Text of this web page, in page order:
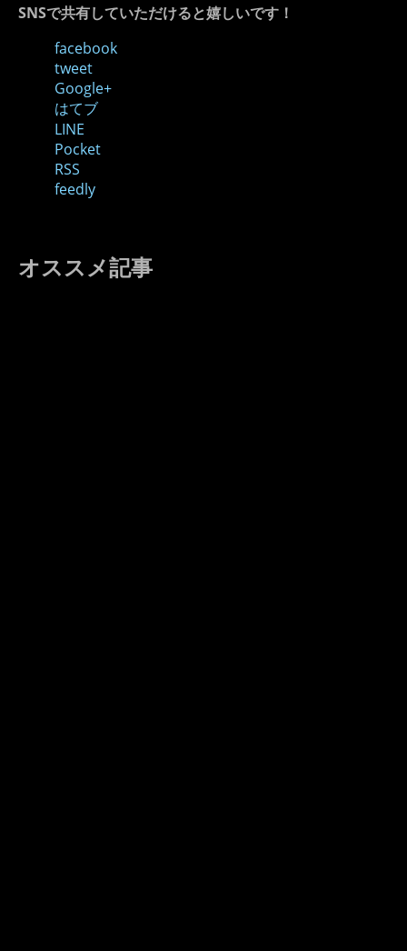
SNSで共有していただけると嬉しいです！
facebook
tweet
Google+
はてブ
LINE
Pocket
RSS
feedly
オススメ記事